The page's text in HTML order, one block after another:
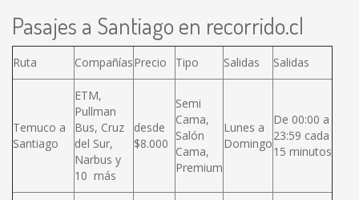
Pasajes a Santiago en recorrido.cl
Ruta CompañíasPrecio Tipo Salidas Salidas
Temuco a
Santiago
ETM,
Pullman
Bus, Cruz
del Sur,
Narbus y
10 más
desde
$8.000
Semi
Cama,
Salón
Cama,
Premium
Lunes a
Domingo
De 00:00 a
23:59 cada
15 minutos